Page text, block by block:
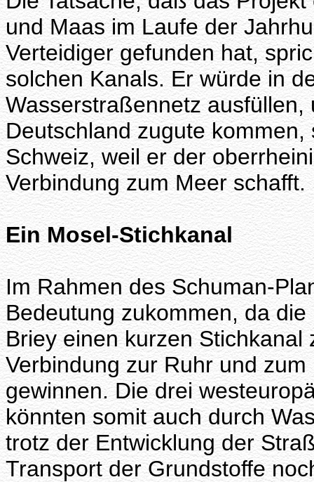
und Maas im Laufe der
Verteidiger gefunden hat,
solchen Kanals. Er würde in
Wasserstraßennetz
Deutschland zugute
Schweiz, weil er der
Verbindung zum Meer schafft.
Ein Mosel-Stichkanal
Im Rahmen des Schuman-
Bedeutung zukommen, da
Briey einen kurzen
Verbindung zur Ruhr und
gewinnen. Die drei
könnten somit auch durch
trotz der Entwicklung der
Transport der Grundstoffe